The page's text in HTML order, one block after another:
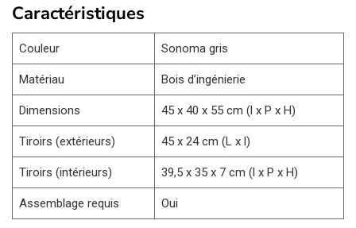
Caractéristiques
Couleur Sonoma gris
Matériau Bois d’ingénierie
Dimensions 45 x 40 x 55 cm (l x P x H)
Tiroirs (extérieurs) 45 x 24 cm (L x l)
Tiroirs (intérieurs) 39,5 x 35 x 7 cm (l x P x H)
Assemblage requis Oui